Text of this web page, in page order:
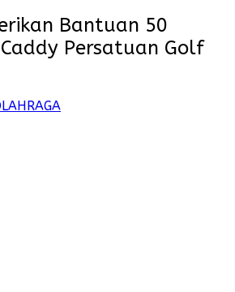
Bantuan 50
Persatuan Golf